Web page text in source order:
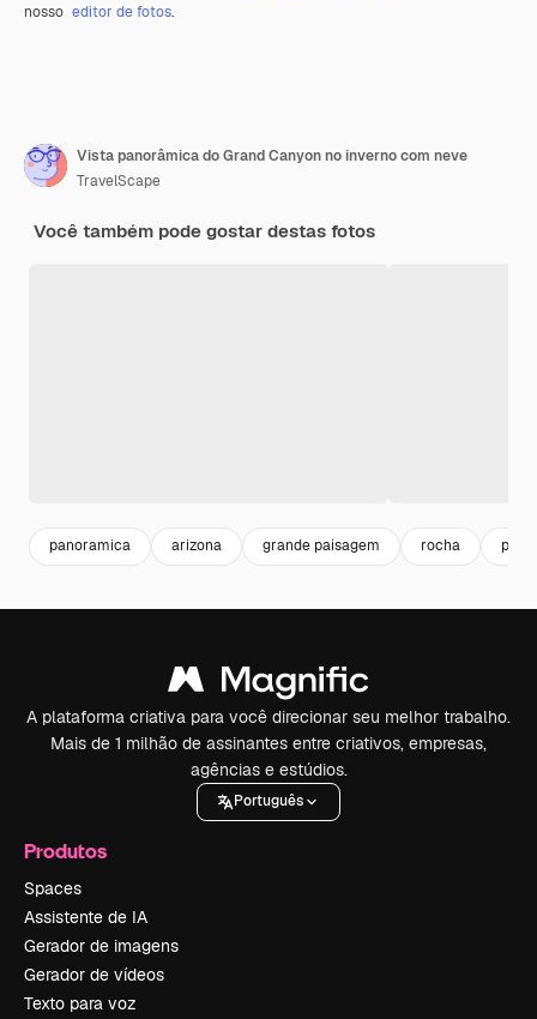
nosso editor de fotos.
Vista panorâmica do Grand Canyon no inverno com neve
TravelScape
Você também pode gostar destas fotos
panoramica arizona grande paisagem rocha
A plataforma criativa para você direcionar seu melhor trabalho.
Mais de 1 milhão de assinantes entre criativos, empresas,
agências e estúdios.
Português
Produtos
Spaces
Assistente de IA
Gerador de imagens
Gerador de vídeos
Texto para voz